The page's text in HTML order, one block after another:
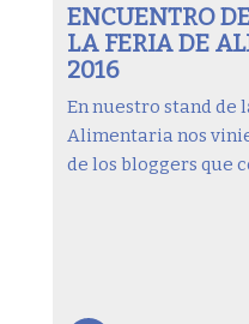
ENCUENTRO
LA FERIA DE
2016
En nuestro stand de
Alimentaria nos
de los bloggers que